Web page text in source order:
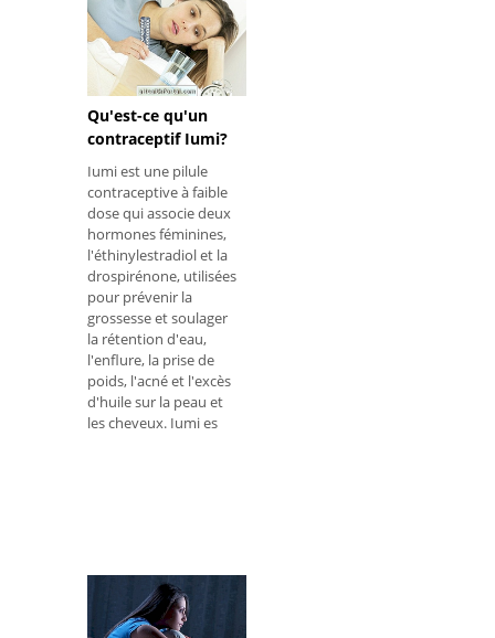
Qu'est-ce qu'un
contraceptif Iumi?
Iumi est une pilule
contraceptive à faible
dose qui associe deux
hormones féminines,
l'éthinylestradiol et la
drospirénone, utilisées
pour prévenir la
grossesse et soulager
la rétention d'eau,
l'enflure, la prise de
poids, l'acné et l'excès
d'huile sur la peau et
les cheveux. Iumi es